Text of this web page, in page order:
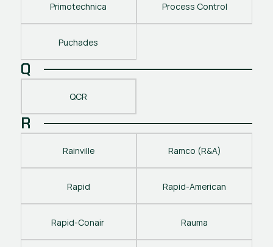
Primotechnica Process Control
Puchades
Q
QCR
R
Rainville Ramco (R&A)
Rapid Rapid-American
Rapid-Conair Rauma